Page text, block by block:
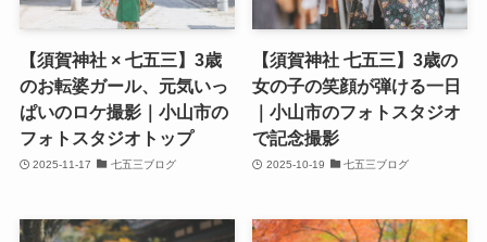
【須賀神社 × 七五三】3歳
のお転婆ガール、元気いっ
ぱいのロケ撮影｜小山市の
フォトスタジオトップ
2025-11-17 七五三ブログ
【須賀神社 七五三】3歳の
女の子の笑顔が弾ける一日
｜小山市のフォトスタジオ
で記念撮影
2025-10-19 七五三ブログ